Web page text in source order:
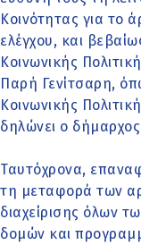
Κοινότητας για το
ελέγχου, και
Κοινωνικής
Παρή Γενίτσαρη,
Κοινωνικής
δηλώνει ο
Ταυτόχρονα,
τη μεταφορά των
διαχείρισης όλων
δομών και